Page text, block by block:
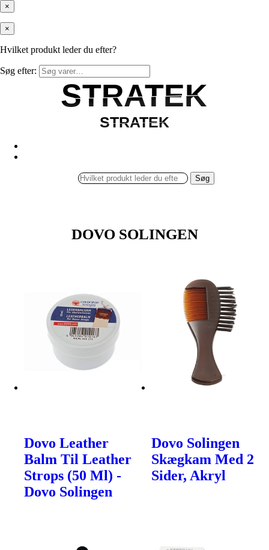
×
×
Hvilket produkt leder du efter?
Søg efter:
STRATEK
STRATEK
STRATEK
STRATEK
Søg
DOVO SOLINGEN
Dovo Leather
Balm Til Leather
Strops (50 Ml) -
Dovo Solingen
Dovo Solingen
Skægkam Med 2
Sider, Akryl